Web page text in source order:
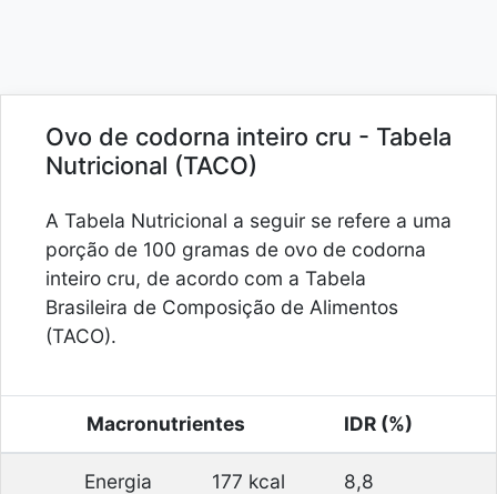
Ovo de codorna inteiro cru - Tabela
Nutricional (TACO)
A Tabela Nutricional a seguir se refere a uma
porção de 100 gramas de ovo de codorna
inteiro cru, de acordo com a Tabela
Brasileira de Composição de Alimentos
(TACO).
Macronutrientes IDR (%)
Energia 177 kcal 8,8